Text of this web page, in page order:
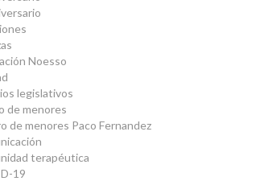
Noesso
legislativos
de menores
de menores Paco Fernandez
terapéutica
19